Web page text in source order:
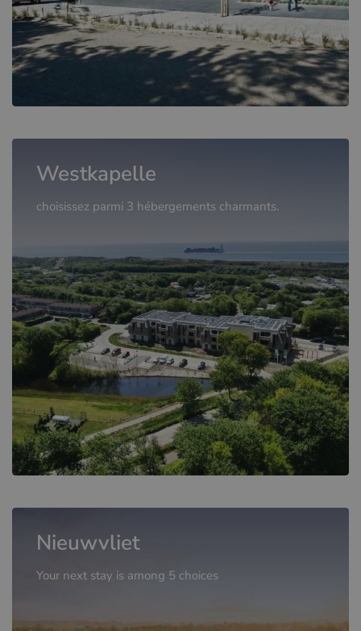
Westkapelle
choisissez parmi 3 hébergements charmants.
Nieuwvliet
Your next stay is among 5 choices